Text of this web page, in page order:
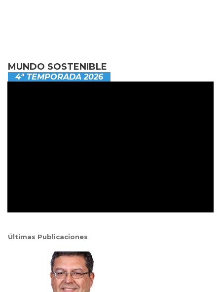
MUNDO SOSTENIBLE
4ª TEMPORADA 2026
Últimas Publicaciones